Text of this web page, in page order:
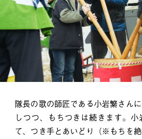
隊長の歌の師匠である小岩繁さん
しつつ、もちつきは続きます。
て、つき手とあいどり（※もちを